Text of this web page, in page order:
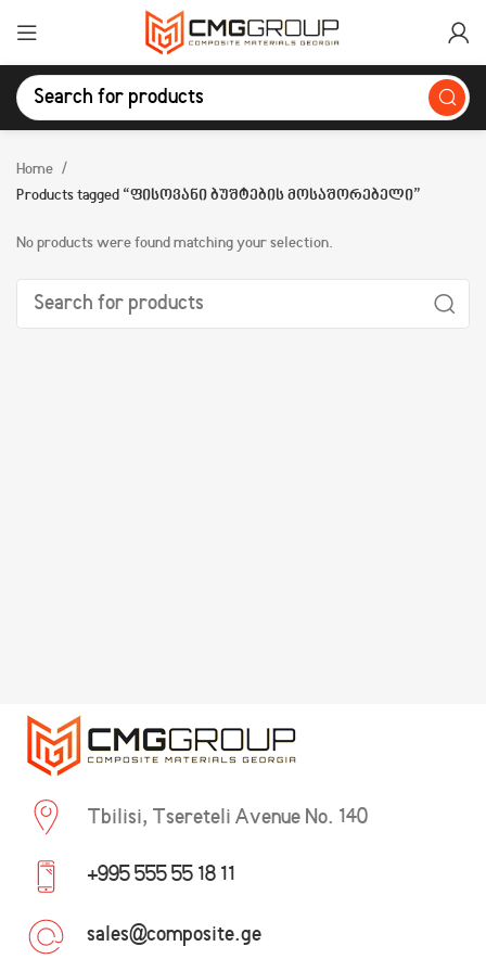
Home
Products tagged “ფისოვანი ბუშტების მოსაშორებელი”
No products were found matching your selection.
Tbilisi, Tsereteli Avenue No. 140
+995 555 55 18 11
sales@composite.ge